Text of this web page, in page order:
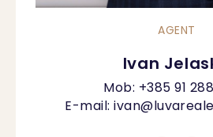
AGENT
Ivan
Mob: +385 91
E-mail: